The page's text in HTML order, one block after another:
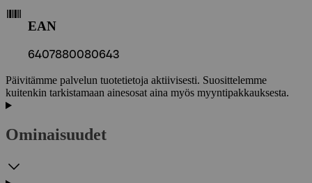
EAN
6407880080643
Päivitämme palvelun tuotetietoja aktiivisesti. Suosittelemme
kuitenkin tarkistamaan ainesosat aina myös myyntipakkauksesta.
Ominaisuudet